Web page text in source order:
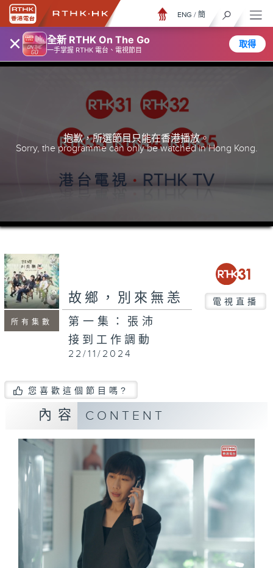
× 全新 RTHK On The Go
一手掌握 RTHK 電台、電視節目
取得
ENG / 簡
抱歉，所選節目只能在香港播放。
Sorry, the programme can only be watched in Hong Kong.
所有集數
故鄉，別來無恙 電視直播
第一集：張沛
接到工作調動
22/11/2024
您喜歡這個節目嗎?
內容 CONTENT